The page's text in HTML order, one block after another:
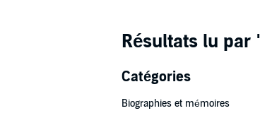
Résultats lu par
Catégories
Biographies et mémoires